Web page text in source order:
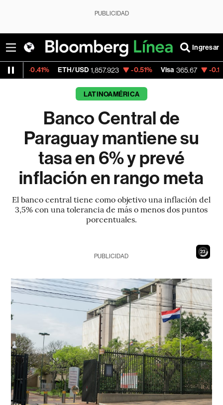
PUBLICIDAD
Ingresar
ETH/USD 1,857.923 -0.51% Visa 365.67 -0.13%
LATINOAMÉRICA
Banco Central de
Paraguay mantiene su
tasa en 6% y prevé
inflación en rango meta
El banco central tiene como objetivo una inflación del
3,5% con una tolerancia de más o menos dos puntos
porcentuales.
22
PUBLICIDAD